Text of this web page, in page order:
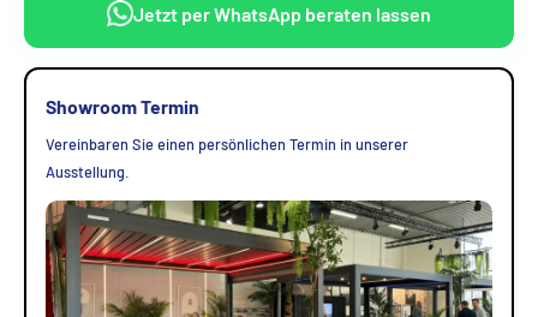
Jetzt per WhatsApp beraten lassen
Showroom Termin
Vereinbaren Sie einen persönlichen Termin in unserer
Ausstellung.